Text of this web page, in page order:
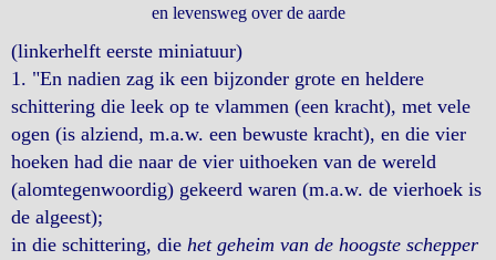
en levensweg over de aarde
(linkerhelft eerste miniatuur)
1. "En nadien zag ik een bijzonder grote en heldere
schittering die leek op te vlammen (een kracht), met vele
ogen (is alziend, m.a.w. een bewuste kracht), en die vier
hoeken had die naar de vier uithoeken van de wereld
(alomtegenwoordig) gekeerd waren (m.a.w. de vierhoek is
de algeest);
in die schittering, die het geheim van de hoogste schepper